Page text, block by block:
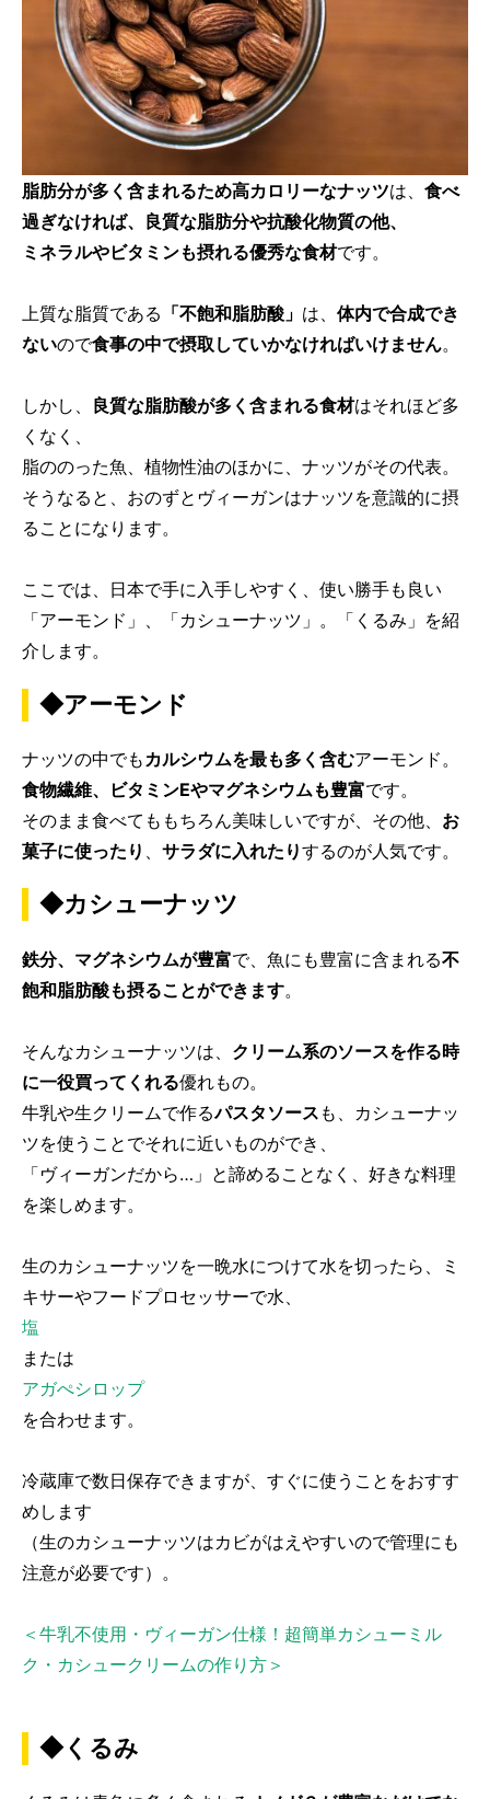
脂肪分が多く含まれるため高カロリーなナッツは、 食べ
過ぎなければ、良質な脂肪分や抗酸化物質の他、
ミネラルやビタミンも摂れる優秀な食材です。
上質な脂質である 「不飽和脂肪酸」 は、 体内で合成でき
ないので食事の中で摂取していかなければいけません。
しかし、 良質な脂肪酸が多く含まれる食材はそれほど多
くなく、
脂ののった魚、植物性油のほかに、ナッツがその代表。
そうなると、おのずとヴィーガンはナッツを意識的に摂
ることになります。
ここでは、日本で手に入手しやすく、使い勝手も良い
「アーモンド」、「カシューナッツ」。「くるみ」を紹
介します。
◆アーモンド
ナッツの中でも カルシウムを最も多く含むアーモンド。
食物繊維、ビタミンEやマグネシウムも豊富です。
そのまま食べてももちろん美味しいですが、その他、 お
菓子に使ったり
サラダに入れたりするのが人気です。
◆カシューナッツ
鉄分、マグネシウムが豊富で、魚にも豊富に含まれる不
飽和脂肪酸も摂ることができます。
そんなカシューナッツは、 クリーム系のソースを作る時
に一役買ってくれる優れもの。
牛乳や生クリームで作るパスタソース も、カシューナッ
ツを使うことでそれに近いものができ、
「ヴィーガンだから…」と諦めることなく、好きな料理
を楽しめます。
生のカシューナッツを一晩水につけて水を切ったら、ミ
キサーやフードプロセッサーで水、
塩
または
アガぺシロップ
を合わせます。
冷蔵庫で数日保存できますが、すぐに使うことをおすす
めします
（生のカシューナッツはカビがはえやすいので管理にも
注意が必要です）。
＜牛乳不使用・ヴィーガン仕様！超簡単カシューミル
ク・カシュークリームの作り方＞
◆くるみ